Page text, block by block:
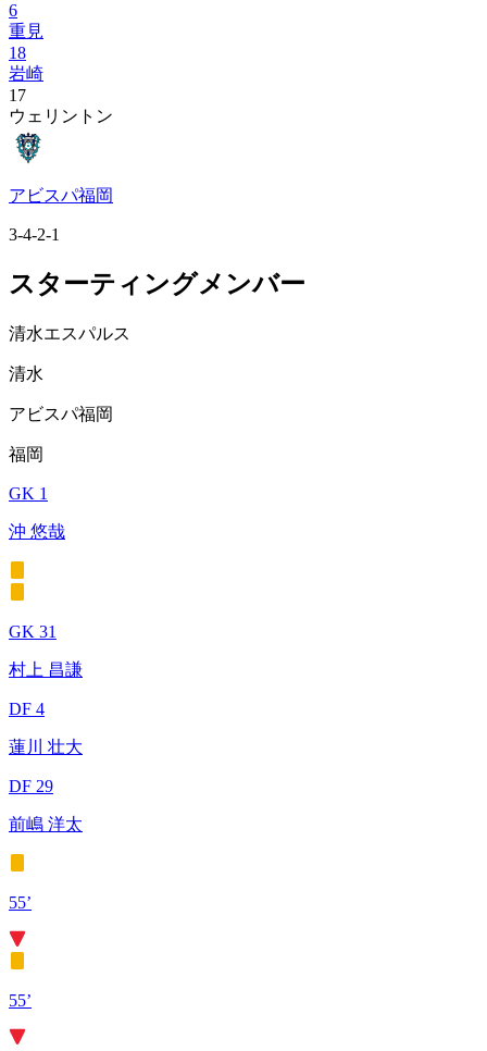
6
重見
18
岩崎
17
ウェリントン
アビスパ福岡
3-4-2-1
スターティングメンバー
清水エスパルス
清水
アビスパ福岡
福岡
GK 1
沖 悠哉
GK 31
村上 昌謙
DF 4
蓮川 壮大
DF 29
前嶋 洋太
55’
55’